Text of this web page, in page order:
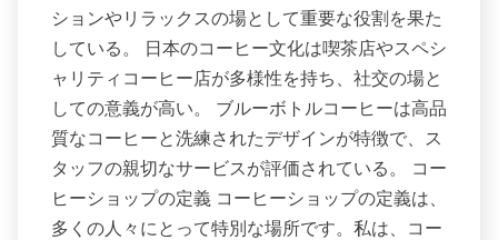
ションやリラックスの場として重要な役割を果た
している。 日本のコーヒー文化は喫茶店やスペシ
ャリティコーヒー店が多様性を持ち、社交の場と
しての意義が高い。 ブルーボトルコーヒーは高品
質なコーヒーと洗練されたデザインが特徴で、ス
タッフの親切なサービスが評価されている。 コー
ヒーショップの定義 コーヒーショップの定義は、
多くの人々にとって特別な場所です。私は、コー